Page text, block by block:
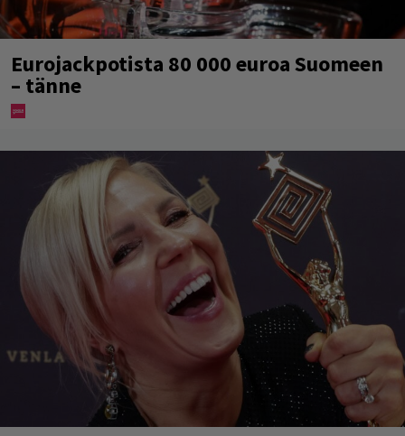
Eurojackpotista 80 000 euroa Suomeen
– tänne